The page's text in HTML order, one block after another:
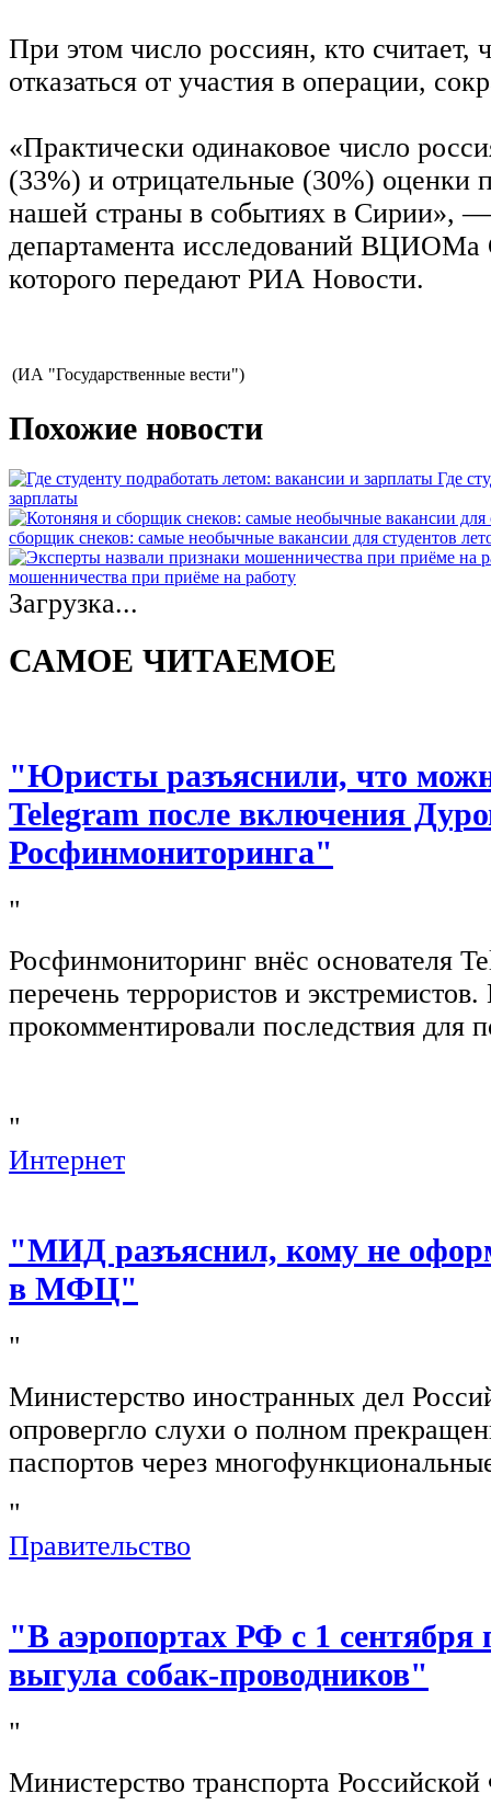
При этом число россиян, кто считает,
отказаться от участия в операции,
«Практически одинаковое число
(33%) и отрицательные (30%) оценки
нашей страны в событиях в Сирии», —
департамента исследований ВЦИОМа
которого передают РИА Новости.
(ИА "Государственные вести")
Похожие новости
Где
зарплаты
сборщик снеков: самые необычные вакансии для студентов
мошенничества при приёме на работу
Загрузка...
САМОЕ ЧИТАЕМОЕ
"Юристы разъяснили, что
Telegram после включения
Росфинмониторинга"
"
Росфинмониторинг внёс основателя
перечень террористов и
прокомментировали последствия для
"
Интернет
"МИД разъяснил, кому не
в МФЦ"
"
Министерство иностранных дел
опровергло слухи о полном
паспортов через
"
Правительство
"В аэропортах РФ с 1 сентября
выгула собак-проводников"
"
Министерство транспорта